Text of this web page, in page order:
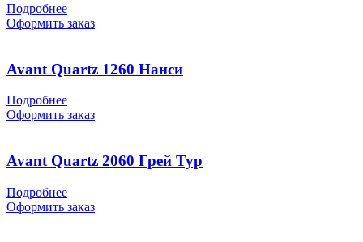
Подробнее
Оформить заказ
Avant Quartz 1260 Нанси
Подробнее
Оформить заказ
Avant Quartz 2060 Грей Тур
Подробнее
Оформить заказ